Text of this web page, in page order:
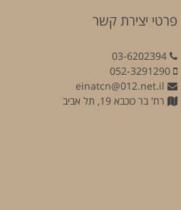
פרטי יצירת קשר
03-6202394
052-3291290
einatcn@012.net.il
רח' בר כוכבא 19, תל אביב